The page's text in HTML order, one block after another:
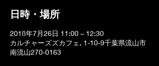
日時・場所
2018年7月26日 11:00 – 12:30
カルチャーズズカフェ, 1-10-9千葉県流山市
南流山270-0163